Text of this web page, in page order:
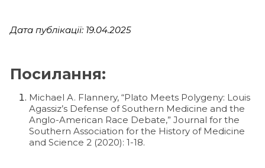
Дата публікації: 19.04.2025
Посилання:
Michael A. Flannery, “Plato Meets Polygeny: Louis
Agassiz’s Defense of Southern Medicine and the
Anglo-American Race Debate,” Journal for the
Southern Association for the History of Medicine
and Science 2 (2020): 1-18.